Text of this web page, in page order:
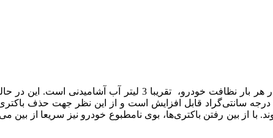
مصرف آب صرفه جویی نمود! همچنین دمای کارواش بخارشو تا دمای 180 درجه سانتی‌گراد قابل
بین رفتن باکتری‌ها، بوی نامطبوع خودرو نیز سریعا از بین